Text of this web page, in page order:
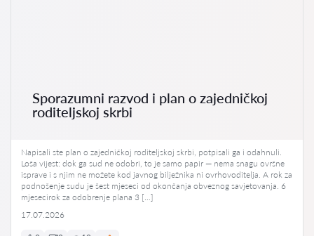
Sporazumni razvod i plan o zajedničkoj
roditeljskoj skrbi
Napisali ste plan o zajedničkoj roditeljskoj skrbi, potpisali ga i odahnuli.
Loša vijest: dok ga sud ne odobri, to je samo papir — nema snagu ovršne
isprave i s njim ne možete kod javnog bilježnika ni ovrhovoditelja. A rok za
podnošenje sudu je šest mjeseci od okončanja obveznog savjetovanja. 6
mjesecirok za odobrenje plana 3 […]
17.07.2026